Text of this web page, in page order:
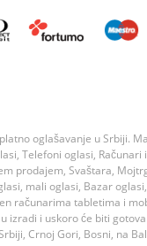
oglašavanje u Srbiji.
Telefoni oglasi, Računari
prodajem, Svaštara,
mali oglasi, Bazar
računarima tabletima i
izradi i uskoro će biti
Crnoj Gori, Bosni, na